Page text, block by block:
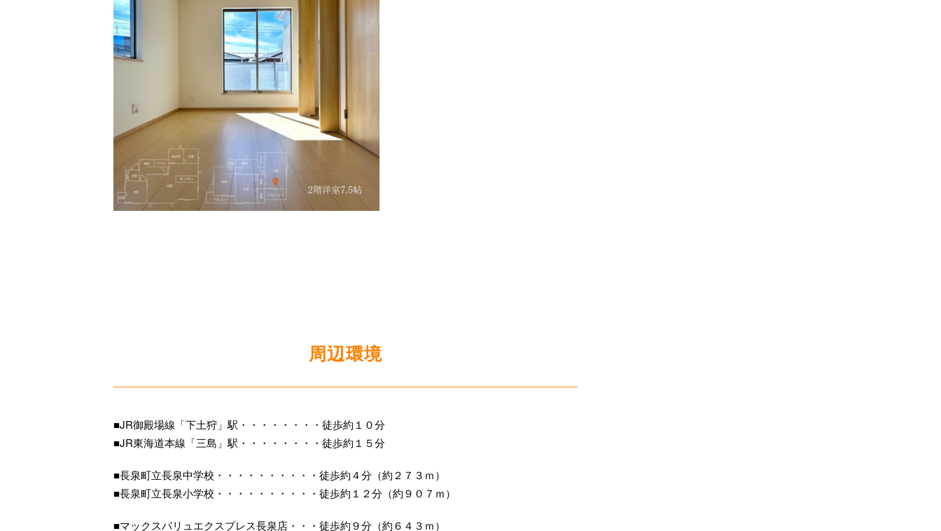
周辺環境
■JR御殿場線「下土狩」駅・・・・・・・・徒歩約１０分
■JR東海道本線「三島」駅・・・・・・・・徒歩約１５分
■長泉町立長泉中学校・・・・・・・・・・徒歩約４分（約２７３ｍ）
■長泉町立長泉小学校・・・・・・・・・・徒歩約１２分（約９０７ｍ）
■マックスバリュエクスプレス長泉店・・・徒歩約９分（約６４３ｍ）